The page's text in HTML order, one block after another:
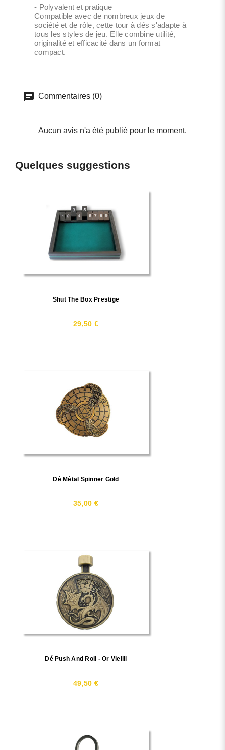
- Polyvalent et pratique
Compatible avec de nombreux jeux de
société et de rôle, cette tour à dés s'adapte à
tous les styles de jeu. Elle combine utilité,
originalité et efficacité dans un format
compact.
Commentaires (0)
Aucun avis n'a été publié pour le moment.
Quelques suggestions
Shut The Box Prestige
29,50 €
Dé Métal Spinner Gold
35,00 €
Dé Push And Roll - Or Vieilli
49,50 €